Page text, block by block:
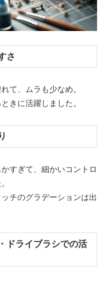
さ
て、ムラも少なめ。
きに活躍しました。
すぎて、細かいコントロ
チのグラデーションは出
ドライブラシでの活